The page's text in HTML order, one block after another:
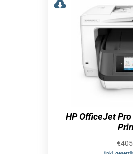
HP OfficeJet
€
(inkl.